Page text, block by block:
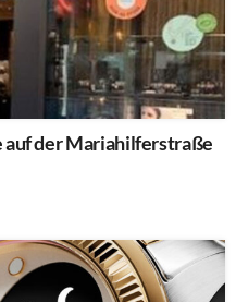
auf der Mariahilferstraße